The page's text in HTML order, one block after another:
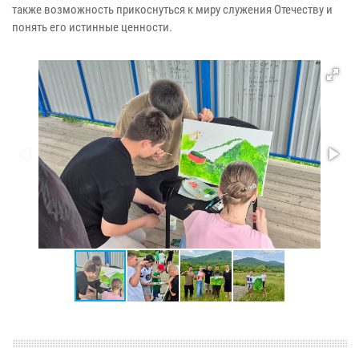
также возможность прикоснуться к миру служения Отечеству и
понять его истинные ценности.